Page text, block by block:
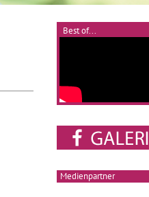
Best of...
Medienpartner